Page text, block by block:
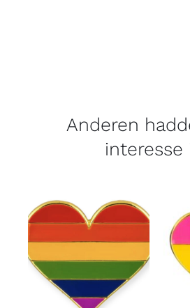
Anderen
interesse